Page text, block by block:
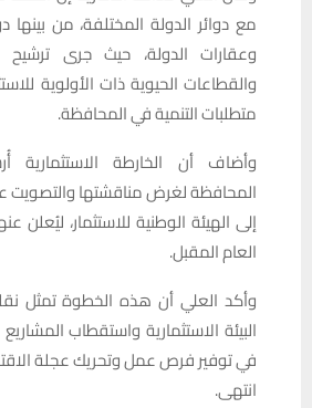
مع دوائر الدولة المختلفة، من بينها
وعقارات الدولة، حيث جرى
والقطاعات الحيوية ذات الأولوية
متطلبات التنمية في المحافظة.
وأضاف أن الخارطة
المحافظة لغرض مناقشتها والتصويت
إلى الهيئة الوطنية للاستثمار،
العام المقبل.
وأكد العلي أن هذه الخطوة تمثل
البيئة الاستثمارية واستقطاب
في توفير فرص عمل وتحريك عجلة
انتهى.